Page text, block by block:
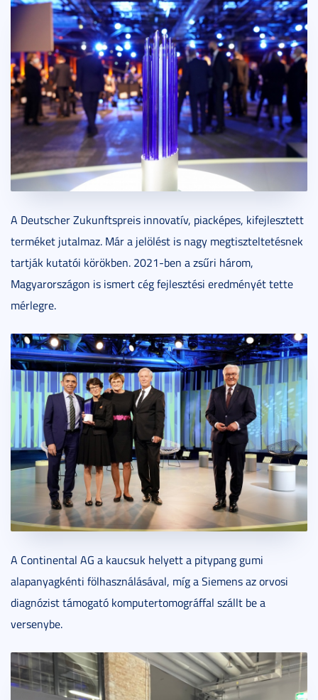
A Deutscher Zukunftspreis innovatív, piacképes, kifejlesztett
terméket jutalmaz. Már a jelölést is nagy megtiszteltetésnek
tartják kutatói körökben. 2021-ben a zsűri három,
Magyarországon is ismert cég fejlesztési eredményét tette
mérlegre.
A Continental AG a kaucsuk helyett a pitypang gumi
alapanyagkénti fölhasználásával, míg a Siemens az orvosi
diagnózist támogató komputertomográffal szállt be a
versenybe.